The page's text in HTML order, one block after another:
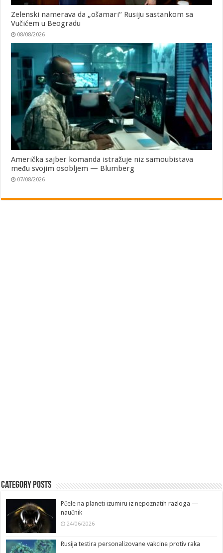
Zelenski namerava da „ošamari“ Rusiju sastankom sa
Vučićem u Beogradu
08/08/2026
Američka sajber komanda istražuje niz samoubistava
među svojim osobljem — Blumberg
07/08/2026
Category Posts
Pčele na planeti izumiru iz nepoznatih razloga —
naučnik
24/06/2026
Rusija testira personalizovane vakcine protiv raka